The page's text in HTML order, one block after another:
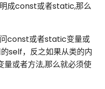
成const或者static,那么
const或者static变量或
self，反之如果从类的内
或者方法,那么就必须使